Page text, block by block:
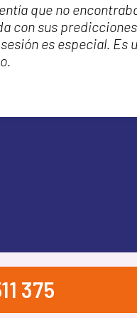
que no
con sus
es especial. Es
375